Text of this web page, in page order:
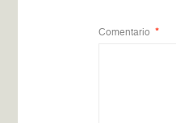
Comentario *